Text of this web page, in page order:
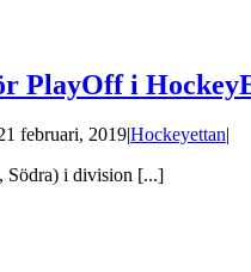
PlayOff i
februari, 2019|Hockeyettan|
Södra) i division [...]